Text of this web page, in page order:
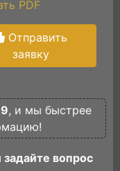
PDF
Отправить
заявку
, и мы быстрее
вопрос